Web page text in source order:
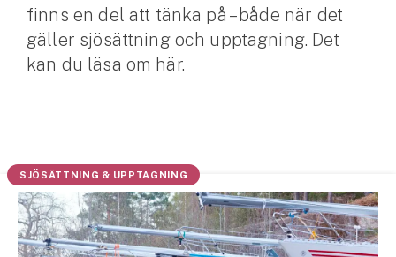
Snöskoterförsäkring
ATV-försäkring
Mc-försäkring
Märkesförsäkringar
finns en del att tänka på – både när det
gäller sjösättning och upptagning. Det
kan du läsa om här.
SJÖSÄTTNING & UPPTAGNING